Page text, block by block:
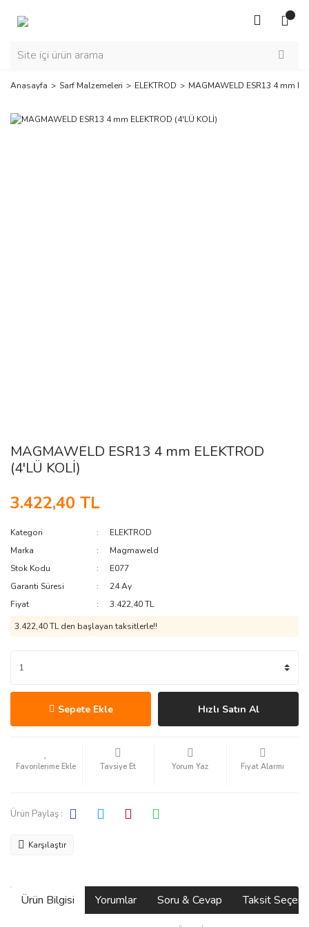
Anasayfa Sarf Malzemeleri ELEKTROD MAGMAWELD ESR13 4 mm
MAGMAWELD ESR13 4 mm ELEKTROD
(4'LÜ KOLİ)
3.422,40 TL
Kategori
ELEKTROD
Marka
Magmaweld
Stok Kodu
E077
Garanti Süresi
24 Ay
Fiyat
3.422,40 TL
3.422,40 TL den başlayan taksitlerle!!
Sepete Ekle Hızlı Satın Al
Tavsiye Et Yorum Yaz Fiyat Alarmı
Ürün Paylaş :
Karşılaştır
Ürün Bilgisi Yorumlar Soru & Cevap Taksit